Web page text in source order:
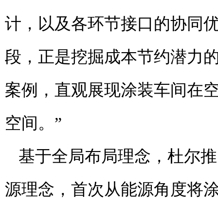
计，以及各环节接口的协同
段，正是挖掘成本节约潜力
案例，直观展现涂装车间在
空间。”
基于全局布局理念，杜尔
源理念，首次从能源角度将